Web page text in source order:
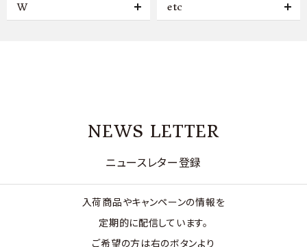
W etc
NEWS LETTER
ニュースレター登録
入荷商品やキャンペーンの情報を
定期的に配信しています。
ご希望の方は右のボタンより